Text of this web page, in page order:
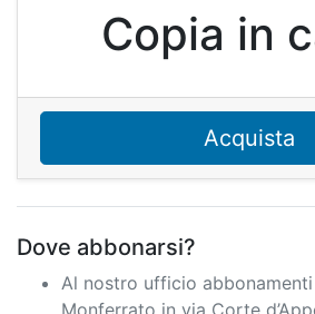
Copia in
Acquista
Dove abbonarsi?
Al nostro ufficio abbonamenti
Monferrato in via Corte